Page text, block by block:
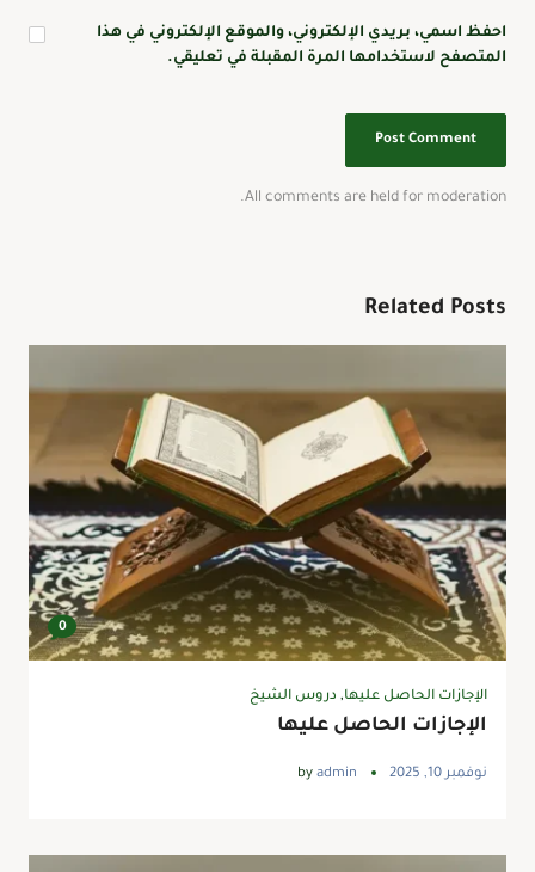
All comments are held for moderation.
احفظ اسمي، بريدي الإلكتروني، والموقع الإلكتروني في هذا
المتصفح لاستخدامها المرة المقبلة في تعليقي.
Related Posts
0
الإجازات الحاصل عليها, دروس الشيخ
الإجازات الحاصل عليها
نوفمبر 10, 2025 by admin